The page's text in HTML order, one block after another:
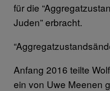
für die
Juden” erbracht.
Anfang 2016 teilte
ein von Uwe Meenen